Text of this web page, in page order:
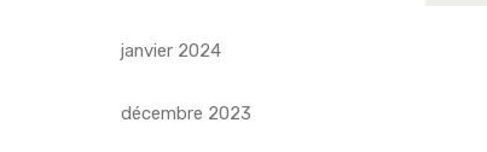
janvier 2024
décembre 2023